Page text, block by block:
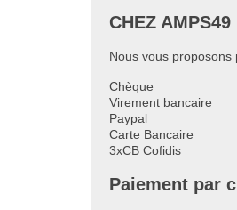
CHEZ
Nous vous proposons
Chèque
Virement bancaire
Paypal
Carte Bancaire
3xCB Cofidis
Paiement par